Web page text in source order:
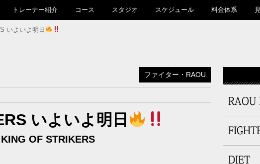
トレーナー紹介 コース スタジオ スケジュール 料金体系
いよいよ明日
ファイター・RAOU
いよいよ明日
KING OF STRIKERS